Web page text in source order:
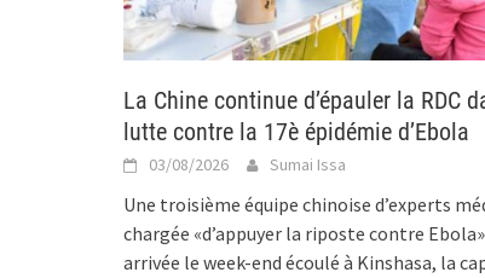
La Chine continue d’épauler la RDC
lutte contre la 17è épidémie d’Ebola
03/08/2026 Sumai Issa
Une troisième équipe chinoise d’experts
chargée «d’appuyer la riposte contre
arrivée le week-end écoulé à Kinshasa, la